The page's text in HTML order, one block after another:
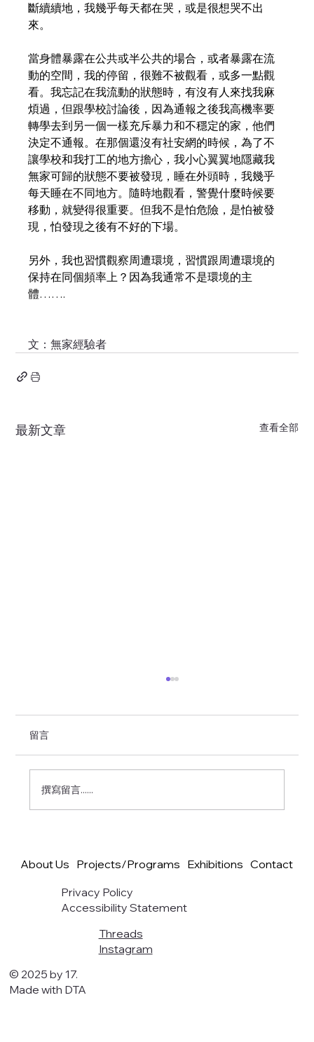
斷續續地，我幾乎每天都在哭，或是很想哭不出
來。
當身體暴露在公共或半公共的場合，或者暴露在流
動的空間，我的停留，很難不被觀看，或多一點觀
看。我忘記在我流動的狀態時，有沒有人來找我麻
煩過，但跟學校討論後，因為通報之後我高機率要
轉學去到另一個一樣充斥暴力和不穩定的家，他們
決定不通報。在那個還沒有社安網的時候，為了不
讓學校和我打工的地方擔心，我小心翼翼地隱藏我
無家可歸的狀態不要被發現，睡在外頭時，我幾乎
每天睡在不同地方。隨時地觀看，警覺什麼時候要
移動，就變得很重要。但我不是怕危險，是怕被發
現，怕發現之後有不好的下場。
另外，我也習慣觀察周遭環境，習慣跟周遭環境的
保持在同個頻率上？因為我通常不是環境的主
體…….
文：無家經驗者
最新文章 查看全部
錄 Part 7 (End)
留言
撰寫留言......
About Us Projects/Programs Exhibitions Contact
Privacy Policy
Accessibility Statement
Threads
Instagram
© 2025 by 17.
Made with DTA